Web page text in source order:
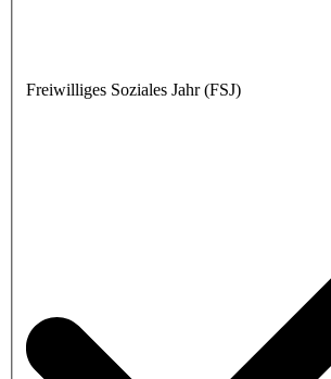
Freiwilliges Soziales Jahr (FSJ)